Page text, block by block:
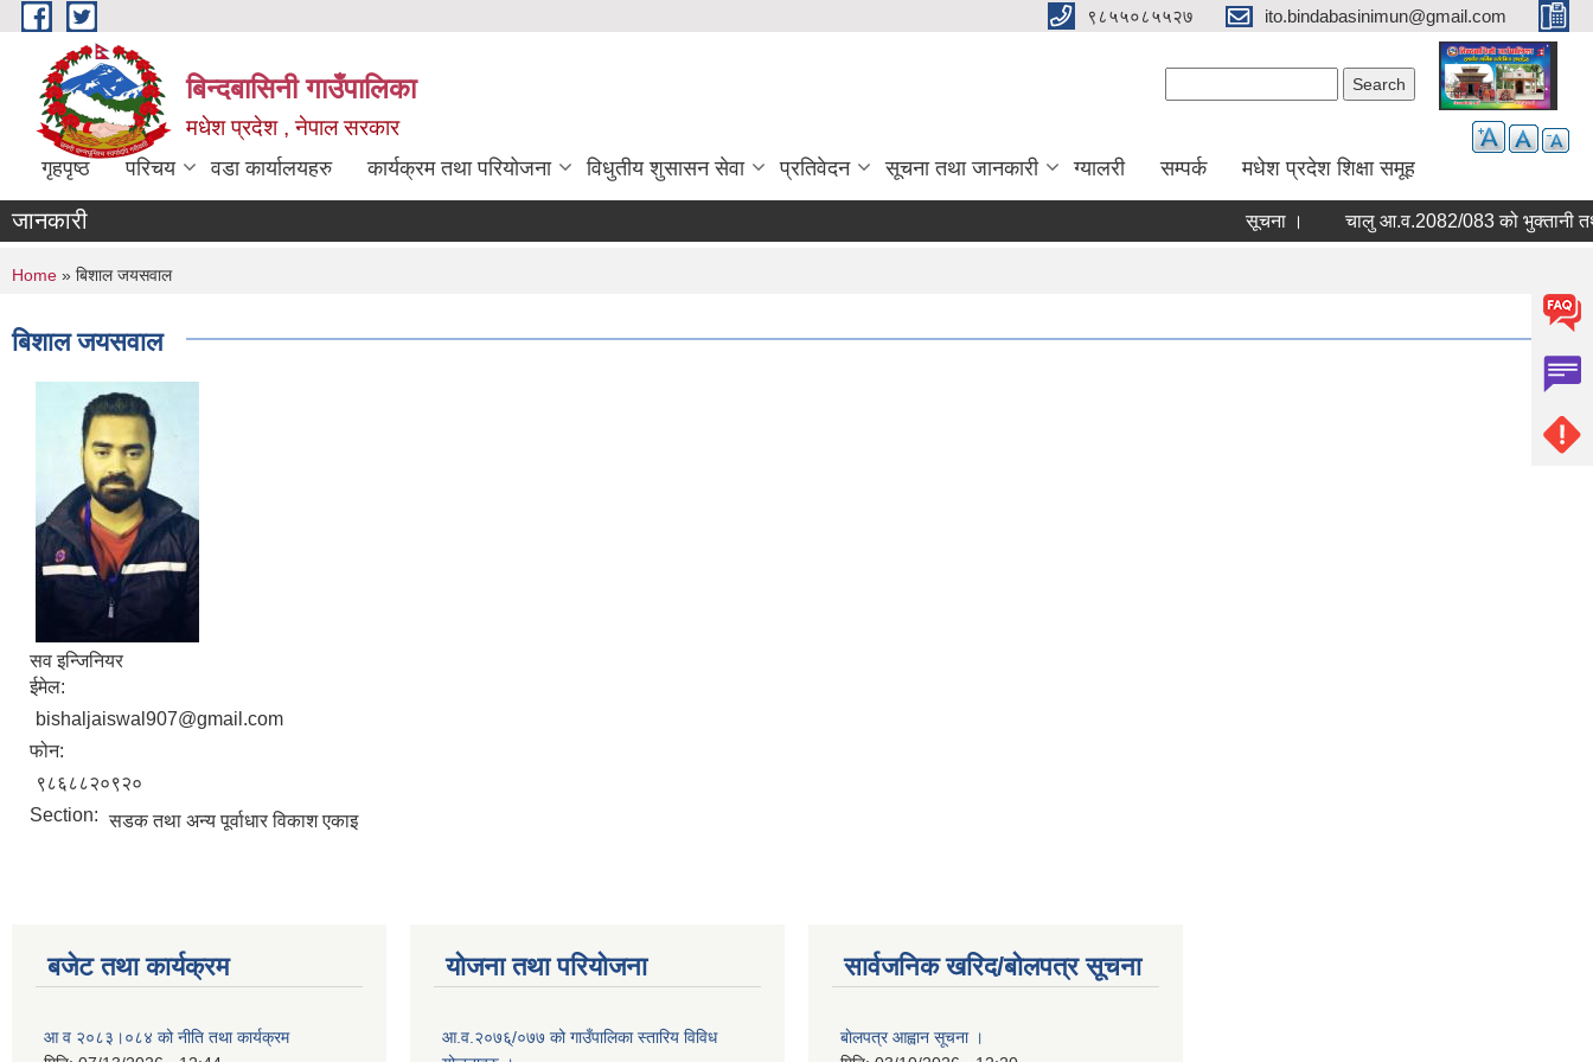
Skip to main content ९८५५०८५५२७ ito.bindabasinimun@gmail.com
बिन्दबासिनी गाउँपालिका
मधेश प्रदेश , नेपाल सरकार
गृहपृष्ठ परिचय वडा कार्यालयहरु कार्यक्रम तथा परियोजना विधुतीय शुसासन सेवा प्रतिवेदन सूचना तथा जानकारी ग्यालरी सम्पर्क मधेश प्रदेश शिक्षा समूह
जानकारी सूचना ।
You are here
Home » बिशाल जयसवाल
बिशाल जयसवाल
सव इन्जिनियर
ईमेल:
bishaljaiswal907@gmail.com
फोन:
९८६८८२०९२०
Section: सडक तथा अन्य पूर्वाधार विकाश एकाइ
बजेट तथा कार्यक्रम
आ व २०८३।०८४ को नीति तथा कार्यक्रम
योजना तथा परियोजना
आ.व.२०७६्/०७७ को गाउँपालिका स्तारिय विविध
सार्वजनिक खरिद/बोलपत्र सूचना
बाेलपत्र आह्वान सूचना ।